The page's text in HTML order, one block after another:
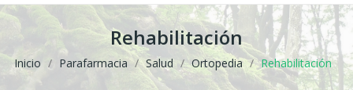
Rehabilitación
Inicio Parafarmacia Salud Ortopedia Rehabilitación